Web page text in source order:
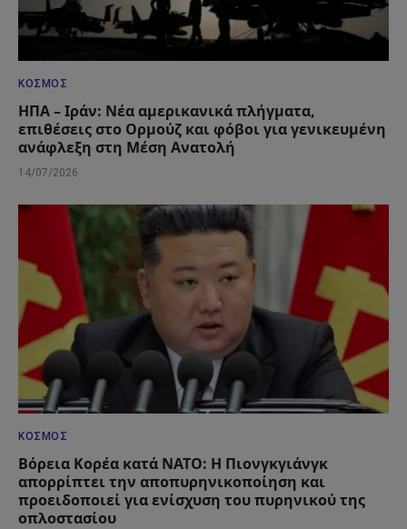
ΚΌΣΜΟΣ
ΗΠΑ – Ιράν: Νέα αμερικανικά πλήγματα,
επιθέσεις στο Ορμούζ και φόβοι για γενικευμένη
ανάφλεξη στη Μέση Ανατολή
14/07/2026
ΚΌΣΜΟΣ
Βόρεια Κορέα κατά ΝΑΤΟ: Η Πιονγκγιάνγκ
απορρίπτει την αποπυρηνικοποίηση και
προειδοποιεί για ενίσχυση του πυρηνικού της
οπλοστασίου